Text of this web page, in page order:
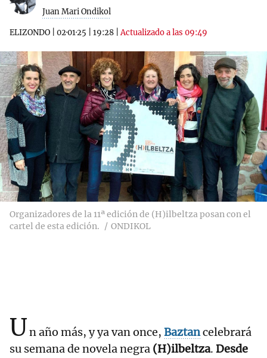
Juan Mari Ondikol
ELIZONDO 02·01·25 19:28 |Actualizado a las 09:49
Organizadores de la 11ª edición de (H)ilbeltza posan con el
cartel de esta edición.
ONDIKOL
Un año más, y ya van once, Baztancelebrará
su semana de novela negra (H)ilbeltza. Desde